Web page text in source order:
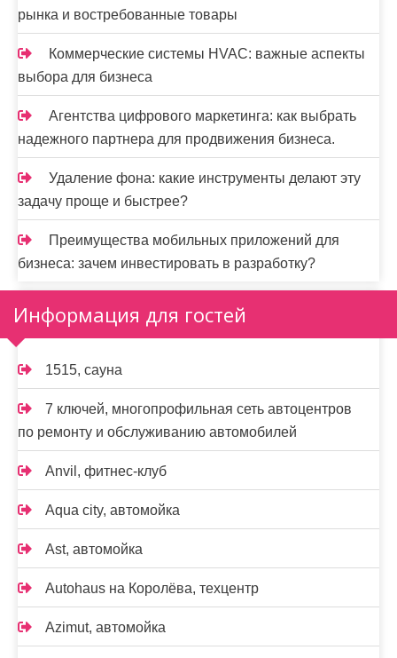
рынка и востребованные товары
Коммерческие системы HVAC: важные аспекты
выбора для бизнеса
Агентства цифрового маркетинга: как выбрать
надежного партнера для продвижения бизнеса.
Удаление фона: какие инструменты делают эту
задачу проще и быстрее?
Преимущества мобильных приложений для
бизнеса: зачем инвестировать в разработку?
Информация для гостей
1515, сауна
7 ключей, многопрофильная сеть автоцентров
по ремонту и обслуживанию автомобилей
Anvil, фитнес-клуб
Aqua city, автомойка
Ast, автомойка
Autohaus на Королёва, техцентр
Azimut, автомойка